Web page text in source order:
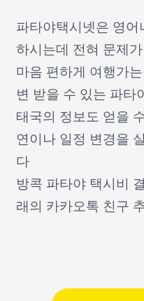
파타야택시넷은 영
하시는데 전혀 문제
마음 편하게 여행가
변 받을 수 있는 파타
태국의 정보도 얻을
연이나 일정 변경을
다
방콕 파타야 택시비
래의 카카오톡 친구